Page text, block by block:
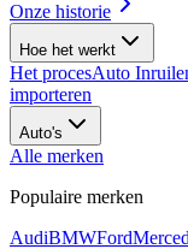
Onze historie
Hoe het werkt
Het procesAuto
importeren
Auto's
Alle merken
Populaire merken
AudiBMWFord